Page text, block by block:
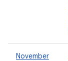
November